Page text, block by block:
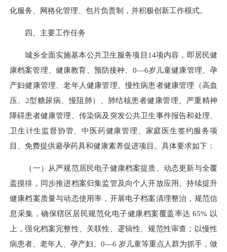
化服务、网格化管理、包片负责制，并积极创新工作模式。
四、主要工作任务
城乡全面实施基本公共卫生服务项目14项内容，即居民健
康档案管理、健康教育、预防接种、0—6岁儿童健康管理、孕
产妇健康管理、老年人健康管理、慢性病患者健康管理（高血
压、2型糖尿病、慢阻肺）、肺结核患者健康管理、严重精神
障碍患者健康管理、传染病及突发公共卫生事件报告和处理、
卫生计生监督协管、中医药健康管理、家庭医生签约服务项
目、免费提供避孕药具和健康素养促进项目。具体要求如下：
（一）从严规范居民电子健康档案提质、动态更新与全覆
盖摸排，同步推进档案归集监管及向个人开放应用。持续提升
健康档案质量与动态使用率，开展电子档案清理整治，规范信
息采集，确保辖区居民规范化电子健康档案覆盖率达 65% 以
上，强化档案完整性、关联性、逻辑性、规范性审查；以慢性
病患者、老年人、孕产妇、0—6 岁儿童等重点人群为抓手，做